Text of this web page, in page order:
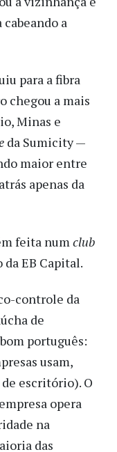
a
para a fibra
chegou a mais
Minas e
da Sumicity —
maior entre
apenas da
feita num club
EB Capital.
controle da
de
português:
usam,
escritório). O
opera
na
das